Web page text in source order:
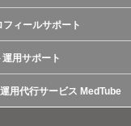
ィールサポート
用サポート
用代行サービス MedTube